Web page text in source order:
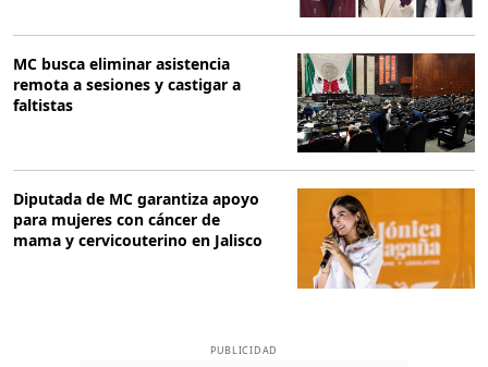
MC busca eliminar asistencia
remota a sesiones y castigar a
faltistas
Diputada de MC garantiza apoyo
para mujeres con cáncer de
mama y cervicouterino en Jalisco
PUBLICIDAD